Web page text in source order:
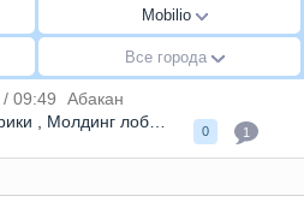
Mobilio
Все города
09:49
Абакан
Молдинг лобового стекла
0 1